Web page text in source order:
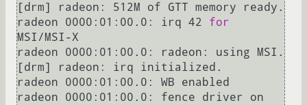
[drm] radeon: 512M of GTT memory ready.
radeon 0000:01:00.0: irq 42 for
MSI/MSI-X
radeon 0000:01:00.0: radeon: using MSI.
[drm] radeon: irq initialized.
radeon 0000:01:00.0: WB enabled
radeon 0000:01:00.0: fence driver on